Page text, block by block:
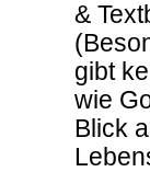
&
gibt
wie
Blick